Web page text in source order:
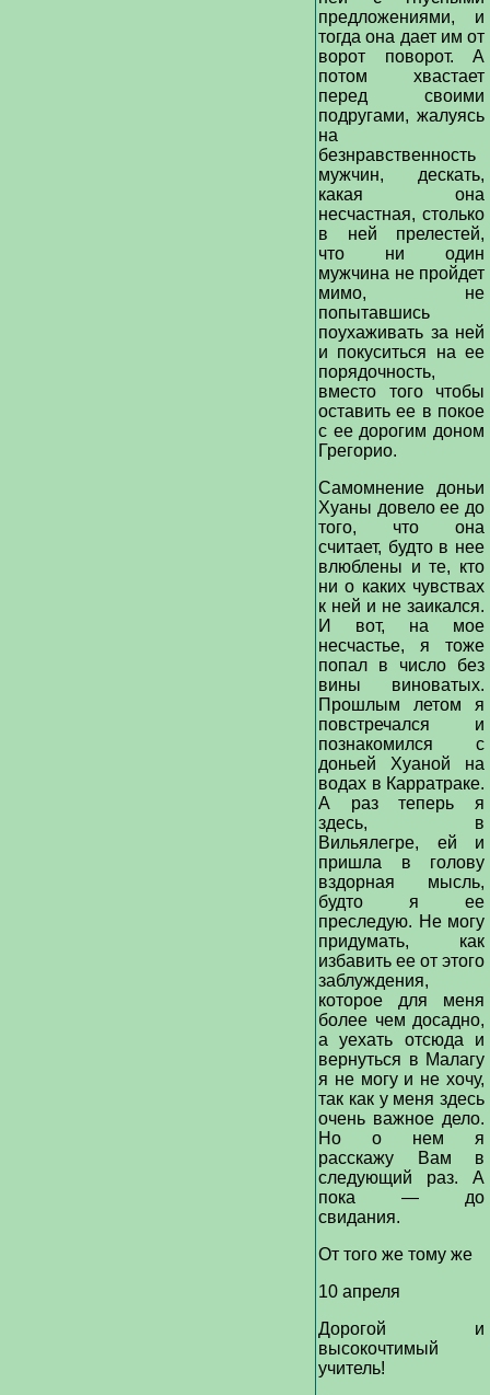
предложениями, и
тогда она дает им от
ворот поворот. А
потом хвастает
перед своими
подругами, жалуясь
на
безнравственность
мужчин, дескать,
какая она
несчастная, столько
в ней прелестей,
что ни один
мужчина не пройдет
мимо, не
попытавшись
поухаживать за ней
и покуситься на ее
порядочность,
вместо того чтобы
оставить ее в покое
с ее дорогим доном
Грегорио.
Самомнение доньи
Хуаны довело ее до
того, что она
считает, будто в нее
влюблены и те, кто
ни о каких чувствах
к ней и не заикался.
И вот, на мое
несчастье, я тоже
попал в число без
вины виноватых.
Прошлым летом я
повстречался и
познакомился с
доньей Хуаной на
водах в Карратраке.
А раз теперь я
здесь, в
Вильялегре, ей и
пришла в голову
вздорная мысль,
будто я ее
преследую. Не могу
придумать, как
избавить ее от этого
заблуждения,
которое для меня
более чем досадно,
а уехать отсюда и
вернуться в Малагу
я не могу и не хочу,
так как у меня здесь
очень важное дело.
Но о нем я
расскажу Вам в
следующий раз. А
пока — до
свидания.
От того же тому же
10 апреля
Дорогой и
высокочтимый
учитель!